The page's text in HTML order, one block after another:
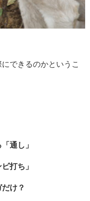
できるのかというこ
通し」
打ち」
け？